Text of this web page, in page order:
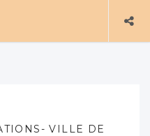
VILLE DE